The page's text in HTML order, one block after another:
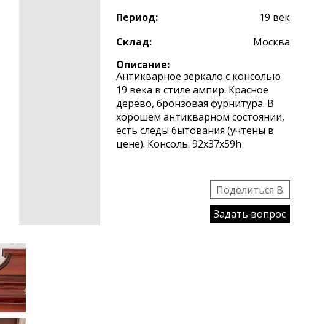
Период:
19 век
Склад:
Москва
Описание:
Антикварное зеркало с консолью
19 века в стиле ампир. Красное
дерево, бронзовая фурнитура. В
хорошем антикварном состоянии,
есть следы бытования (учтены в
цене). Консоль: 92х37х59h
Поделиться B
Задать вопрос